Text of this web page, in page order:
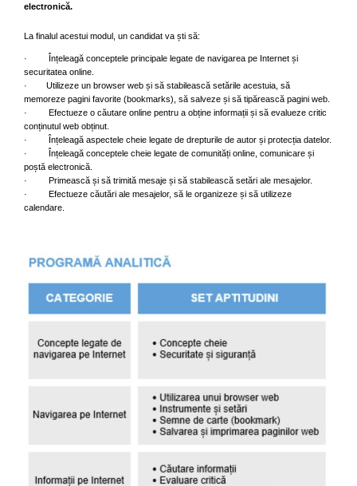
electronică.
La finalul acestui modul, un candidat va ști să:
· Înțeleagă conceptele principale legate de navigarea pe Internet și
securitatea online.
· Utilizeze un browser web și să stabilească setările acestuia, să
memoreze pagini favorite (bookmarks), să salveze și să tipărească pagini web.
· Efectueze o căutare online pentru a obține informații și să evalueze critic
conținutul web obținut.
· Înțeleagă aspectele cheie legate de drepturile de autor și protecția datelor.
· Înțeleagă conceptele cheie legate de comunități online, comunicare și
poștă electronică.
· Primească și să trimită mesaje și să stabilească setări ale mesajelor.
· Efectueze căutări ale mesajelor, să le organizeze și să utilizeze
calendare.